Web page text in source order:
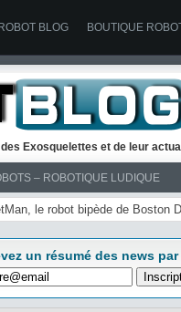
BLOG BOUTIQUE
Exosquelettes et de leur
– ROBOTIQUE LUDIQUE
le robot bipède de Boston
un résumé des news par